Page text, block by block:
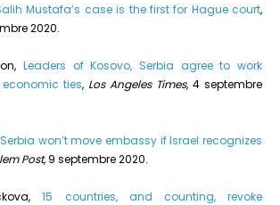
Mustafa’s case is the first for Hague court,
2020.
Leaders of Kosovo, Serbia agree to work
ties, Los Angeles Times, 4 septembre
Serbia won’t move embassy if Israel recognizes
Post, 9 septembre 2020.
15 countries, and counting, revoke